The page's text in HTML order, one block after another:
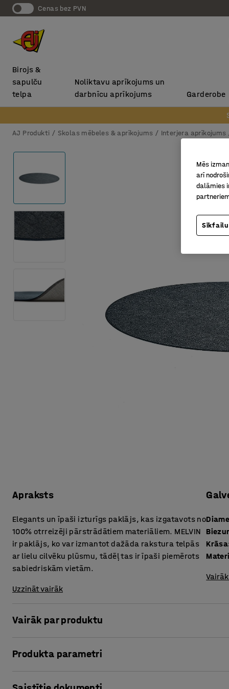
Cenas bez PVN
Birojs &
sapulču
telpa
Noliktavu aprīkojums un
darbnīcu aprīkojums
Garderobe
AJ Produkti Skolas mēbeles & aprīkojums Interjera aprīkojums
Apraksts
Elegants un īpaši izturīgs paklājs, kas izgatavots no
100% otrreizēji pārstrādātiem materiāliem. MELVIN
ir paklājs, ko var izmantot dažāda rakstura telpās
ar lielu cilvēku plūsmu, tādēļ tas ir īpaši piemērots
sabiedriskām vietām.
Uzzināt vairāk
Krāsa
Vairāk par produktu
plastmasas maisiņiem. Šis paklājs ir izstrādāts kā vidi
Produkta parametri
Mēs
arī
dalāmies